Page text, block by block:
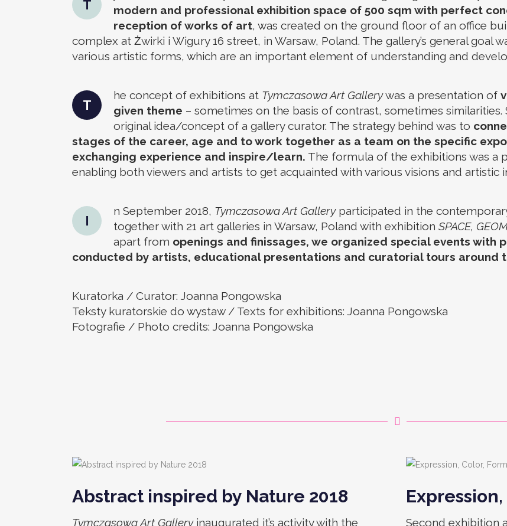
T
modern and professional exhibition space of 500 sqm with perfect
reception of works of art, was created on the ground floor of an office
complex at Żwirki i Wigury 16 street, in Warsaw, Poland. The gallery’s general
various artistic forms, which are an important element of understanding and
T
he concept of exhibitions at Tymczasowa Art Gallerywas a presentation of
given theme – sometimes on the basis of contrast, sometimes
original idea/concept of a gallery curator. The strategy behind was to
stages of the career, age and to work together as a team on the specific
exchanging experience and inspire/learn. The formula of the exhibitions was a
enabling both viewers and artists to get acquainted with various visions and artistic
I
n September 2018, Tymczasowa Art Galleryparticipated in the
together with 21 art galleries in Warsaw, Poland with exhibition SPACE,
apart from openings and finissages, we organized special events with
conducted by artists, educational presentations and curatorial tours around
Kuratorka / Curator: Joanna Pongowska
Teksty kuratorskie do wystaw / Texts for exhibitions: Joanna Pongowska
Fotografie / Photo credits: Joanna Pongowska
Abstract inspired by Nature 2018
Tymczasowa Art Galleryinaugurated it’s activity with the
Second exhibition